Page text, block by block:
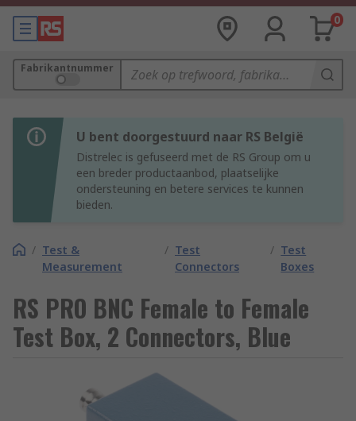
0
Fabrikantnummer
U bent doorgestuurd naar RS België
Distrelec is gefuseerd met de RS Group om u
een breder productaanbod, plaatselijke
ondersteuning en betere services te kunnen
bieden.
/ Test &
Measurement
/ Test
Connectors
/ Test
Boxes
RS PRO BNC Female to Female
Test Box, 2 Connectors, Blue